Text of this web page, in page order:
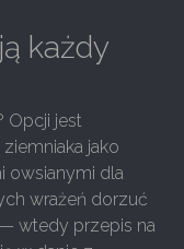
każdy
Opcji jest
jako
owsianymi dla
wrażeń dorzuć
wtedy przepis na